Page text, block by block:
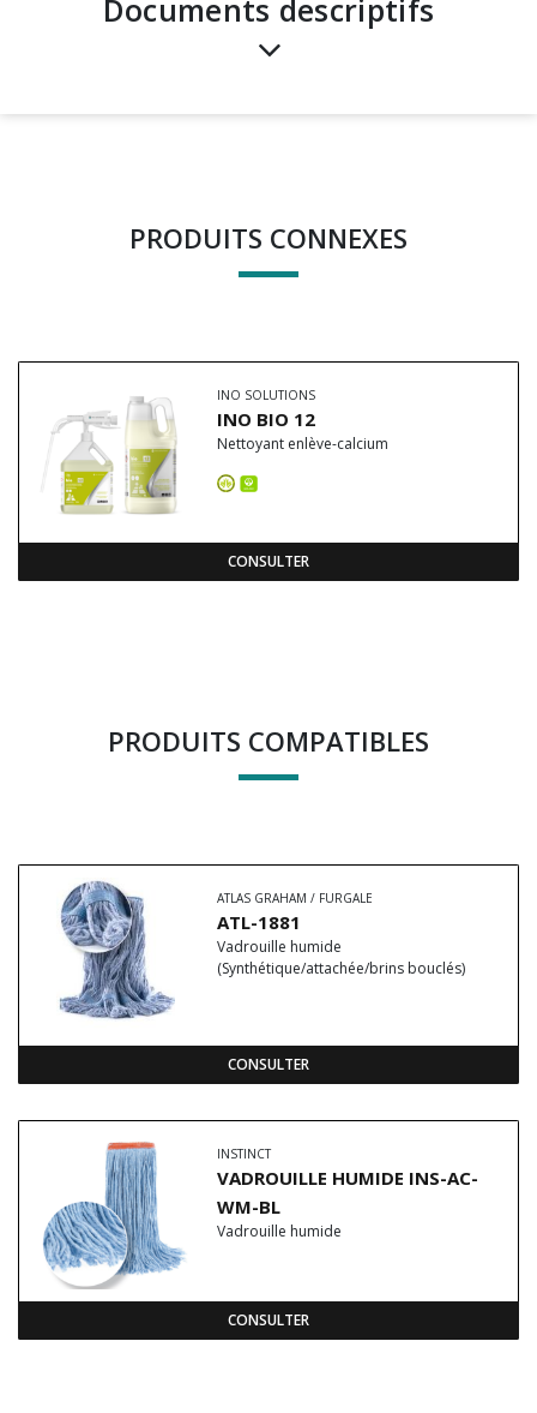
Documents descriptifs
PRODUITS CONNEXES
INO SOLUTIONS
INO BIO 12
Nettoyant enlève-calcium
CONSULTER
PRODUITS COMPATIBLES
ATLAS GRAHAM / FURGALE
ATL-1881
Vadrouille humide
(Synthétique/attachée/brins bouclés)
CONSULTER
INSTINCT
VADROUILLE HUMIDE INS-AC-
WM-BL
Vadrouille humide
CONSULTER